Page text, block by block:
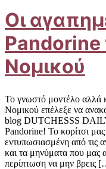
Οι
Pandorine
Νομικού
Το γνωστό μοντέλο αλλά
Νομικού επέλεξε να
blog DUTCHESSS DAILY
Pandorine! Το κορίτσι
εντυπωσιασμένη από τις
και τα μηνύματα που μας
περίπτωση να μην βρεις